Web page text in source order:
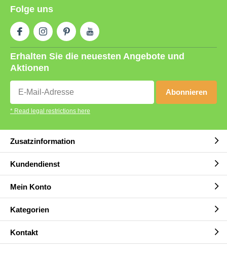
Folge uns
Erhalten Sie die neuesten Angebote und
Aktionen
Abonnieren
* Read legal restrictions here
Zusatzinformation
Kundendienst
Mein Konto
Kategorien
Kontakt